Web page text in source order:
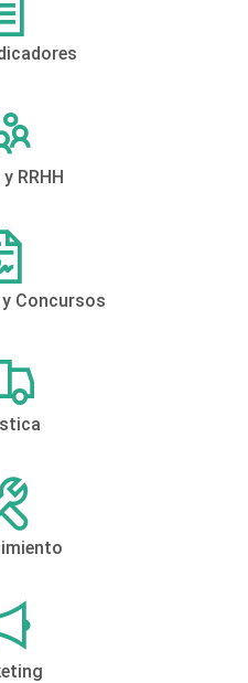
RRHH
Concursos